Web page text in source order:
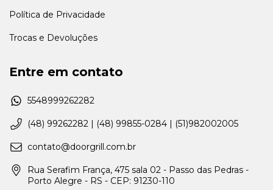
Política de Privacidade
Trocas e Devoluções
Entre em contato
5548999262282
(48) 99262282 | (48) 99855-0284 | (51)982002005
contato@doorgrill.com.br
Rua Serafim França, 475 sala 02 - Passo das Pedras -
Porto Alegre - RS - CEP: 91230-110